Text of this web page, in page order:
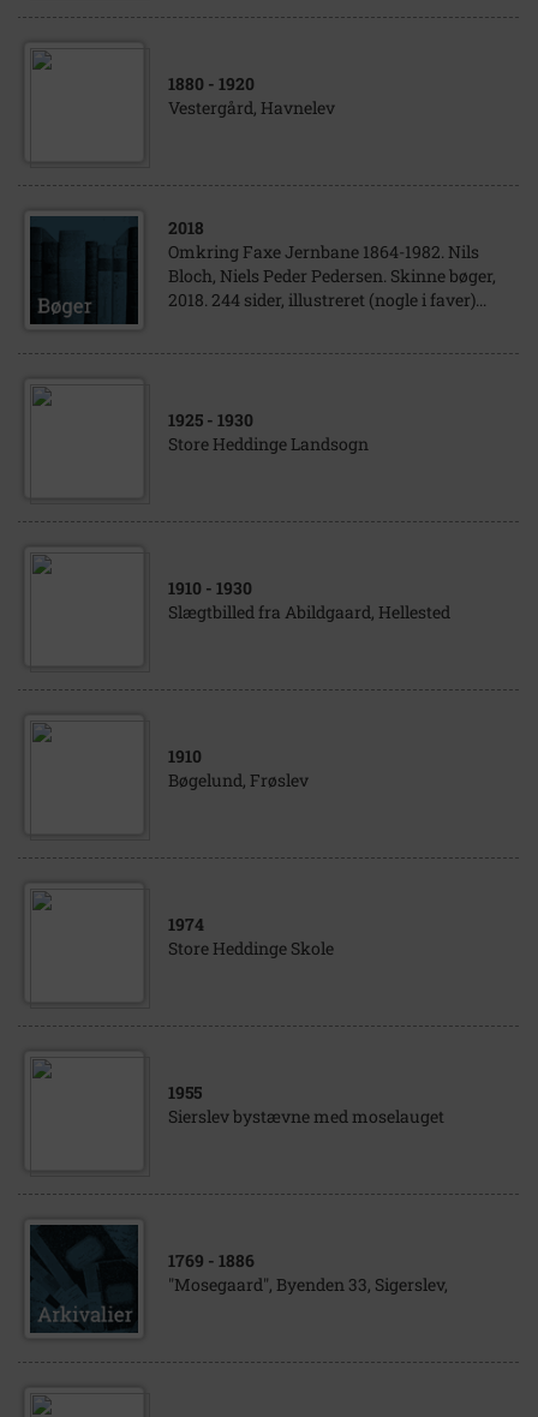
1880 - 1920
Vestergård, Havnelev
2018
Omkring Faxe Jernbane 1864-1982. Nils
Bloch, Niels Peder Pedersen. Skinne bøger,
2018. 244 sider, illustreret (nogle i faver)...
1925 - 1930
Store Heddinge Landsogn
1910 - 1930
Slægtbilled fra Abildgaard, Hellested
1910
Bøgelund, Frøslev
1974
Store Heddinge Skole
1955
Sierslev bystævne med moselauget
1769 - 1886
"Mosegaard", Byenden 33, Sigerslev,